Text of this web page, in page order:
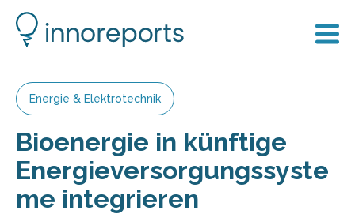
Energie & Elektrotechnik
Bioenergie in künftige
Energieversorgungssyste
me integrieren